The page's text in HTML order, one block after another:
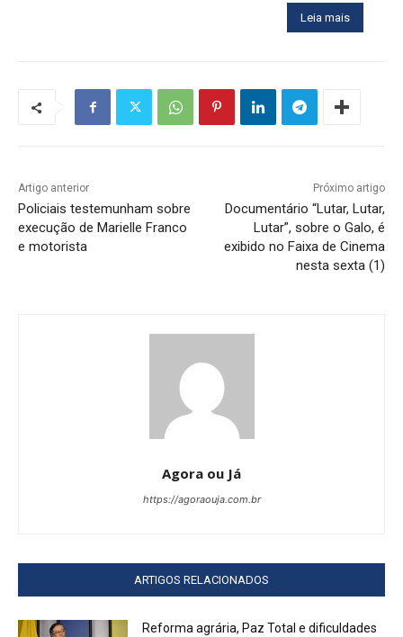
Leia mais
Artigo anterior
Policiais testemunham sobre
execução de Marielle Franco
e motorista
Próximo artigo
Documentário “Lutar, Lutar,
Lutar”, sobre o Galo, é
exibido no Faixa de Cinema
nesta sexta (1)
Agora ou Já
https://agoraouja.com.br
ARTIGOS RELACIONADOS
Reforma agrária, Paz Total e dificuldades